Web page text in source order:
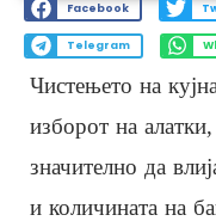
Facebook
Telegram
Чистењето на
изборот на
значително да
и количината на